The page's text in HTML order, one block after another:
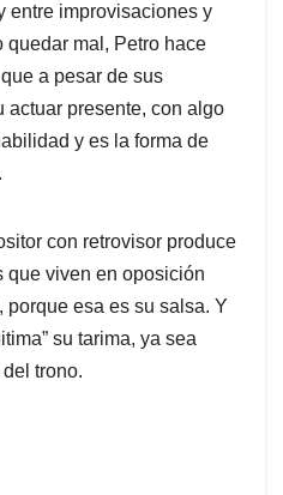
entre improvisaciones y
quedar mal, Petro hace
a pesar de sus
actuar presente, con algo
y es la forma de
con retrovisor produce
que viven en oposición
porque esa es su salsa. Y
su tarima, ya sea
trono.